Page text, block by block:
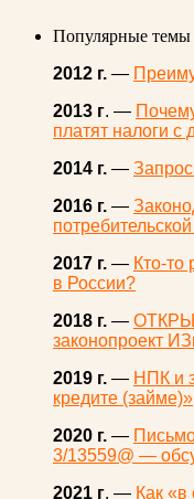
Популярные темы
2012 г. —
2013 г. —
платят налоги с
2014 г. —
2016 г. —
2017 г. — Кто-то
в России?
2018 г. —
законопроект
2019 г. — НПК и
кредите (займе)»
2020 г. —
3/13559@ —
2021 г. — Как «в